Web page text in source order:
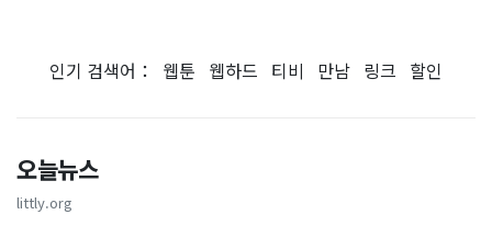
인기 검색어： 웹툰 웹하드 티비 만남 링크 할인
오늘뉴스
littly.org